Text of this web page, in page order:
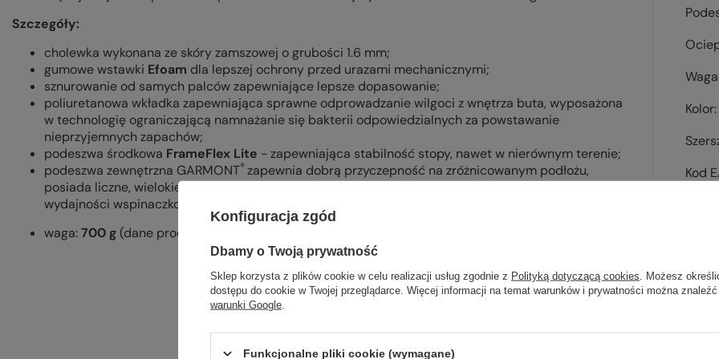
Szczegóły:
cholewka wykonana ze skóry zamszowej o grubości 1.6 mm;
gumowe wstawki Efoam dla lepszej ochrony przed urazami mechanicznymi;
sznurowanie od samych palców zapewniające lepsze dopasowanie;
poliuretanowa wkładka zapewniająca sprawne odprowadzanie wilgoci z wnętrza buta, wyposażona
w technologię ograniczającą namnażanie się bakterii odpowiedzialnych za powstawanie
nieprzyjemnych zapachów;
podeszwa środkowa FrameFlex Lite - zapewniająca stabilność stopy, nawet w nierównym terenie;
podeszwa zewnętrzna GARMONT®zapewnia dobrą przyczepność na zróżnicowanym podłożu,
posiada liczne, wielokierunkowe wypustki oraz sztywniejszą część pod palcami dla zwiększenia
wydajności wspinaczkowej;
waga:700 g(dane producenta).
Kolor
Kod
Konfiguracja zgód
Dbamy o Twoją prywatność
Sklep korzysta z plików cookie w celu realizacji usług zgodnie z Polityką dotyczącą cookies . Możesz
dostępu do cookie w Twojej przeglądarce. Więcej informacji na temat warunków i prywatności można
warunki Google
Funkcjonalne pliki cookie (wymagane)